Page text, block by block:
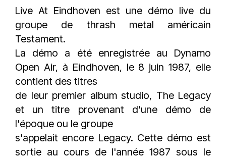
Live At Eindhoven est une démo live du
groupe de thrash metal américain
Testament.
La démo a été enregistrée au Dynamo
Open Air, à Eindhoven, le 8 juin 1987, elle
contient des titres
de leur premier album studio, The Legacy
et un titre provenant d'une démo de
l'époque ou le groupe
s'appelait encore Legacy. Cette démo est
sortie au cours de l'année 1987 sous le